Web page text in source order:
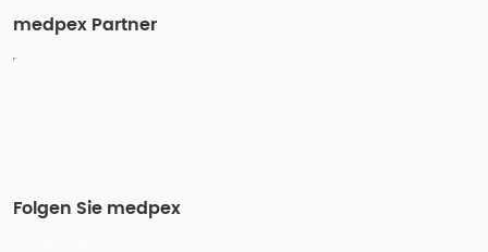
medpex Partner
Folgen Sie medpex